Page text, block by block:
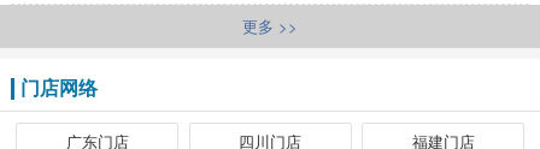
更多 >>
门店网络
广东门店 四川门店 福建门店